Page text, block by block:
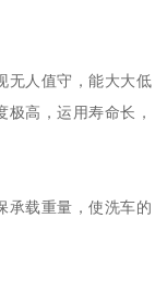
人值守，能大大低
高，运用寿命长，
载重量，使洗车的